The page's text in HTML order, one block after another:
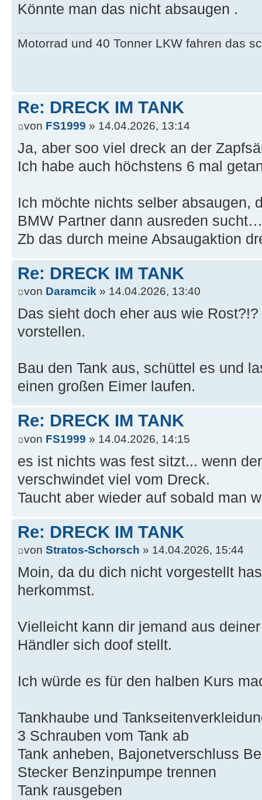
Könnte man das nicht absaugen .
Motorrad und 40 Tonner LKW fahren das
Re: DRECK IM TANK
von FS1999 » 14.04.2026, 13:14
Ja, aber soo viel dreck an der
Ich habe auch höchstens 6 mal
Ich möchte nichts selber absaugen,
BMW Partner dann ausreden sucht…
Zb das durch meine Absaugaktion
Re: DRECK IM TANK
von Daramcik » 14.04.2026, 13:40
Das sieht doch eher aus wie
vorstellen.
Bau den Tank aus, schüttel es und
einen großen Eimer laufen.
Re: DRECK IM TANK
von FS1999 » 14.04.2026, 14:15
es ist nichts was fest sitzt... wenn
verschwindet viel vom Dreck.
Taucht aber wieder auf sobald man
Re: DRECK IM TANK
von Stratos-Schorsch » 14.04.2026, 15:44
Moin, da du dich nicht vorgestellt
herkommst.
Vielleicht kann dir jemand aus
Händler sich doof stellt.
Ich würde es für den halben Kurs
Tankhaube und
3 Schrauben vom Tank ab
Tank anheben, Bajonetverschluss
Stecker Benzinpumpe trennen
Tank rausgeben